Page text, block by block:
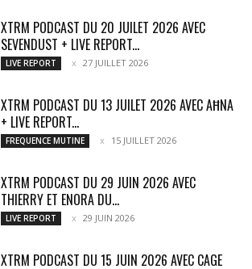
XTRM PODCAST DU 20 JUILET 2026 AVEC
SEVENDUST + LIVE REPORT...
LIVE REPORT 27 JUILLET 2026
XTRM PODCAST DU 13 JUILET 2026 AVEC AĦNA
+ LIVE REPORT...
FREQUENCE MUTINE 15 JUILLET 2026
XTRM PODCAST DU 29 JUIN 2026 AVEC
THIERRY ET ENORA DU...
LIVE REPORT 29 JUIN 2026
XTRM PODCAST DU 15 JUIN 2026 AVEC CAGE